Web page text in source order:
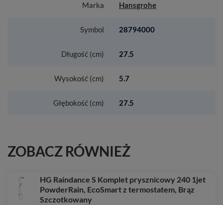
Marka Hansgrohe
Symbol 28794000
Długość (cm) 27.5
Wysokość (cm) 5.7
Głębokość (cm) 27.5
ZOBACZ RÓWNIEŻ
HG Raindance S Komplet prysznicowy 240 1jet
PowderRain, EcoSmart z termostatem, Brąz
Szczotkowany